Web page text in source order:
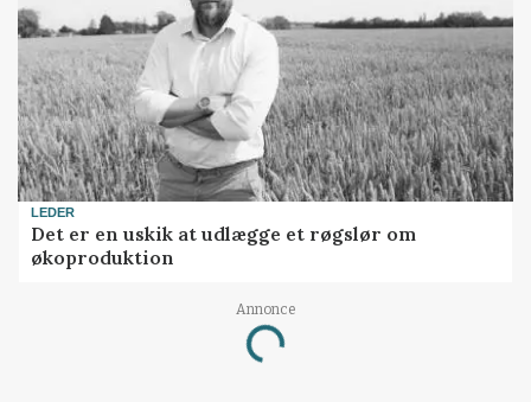
LEDER
Det er en uskik at udlægge et røgslør om
økoproduktion
Annonce
Loading...